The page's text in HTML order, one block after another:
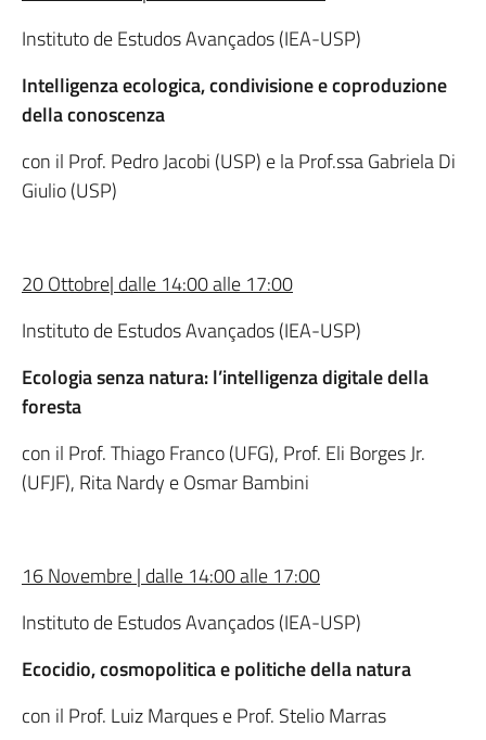
Instituto de Estudos Avançados (IEA-USP)
Intelligenza ecologica, condivisione e coproduzione
della conoscenza
con il Prof. Pedro Jacobi (USP) e la Prof.ssa Gabriela Di
Giulio (USP)
20 Ottobre| dalle 14:00 alle 17:00
Instituto de Estudos Avançados (IEA-USP)
Ecologia senza natura: l’intelligenza digitale della
foresta
con il Prof. Thiago Franco (UFG), Prof. Eli Borges Jr.
(UFJF), Rita Nardy e Osmar Bambini
16 Novembre | dalle 14:00 alle 17:00
Instituto de Estudos Avançados (IEA-USP)
Ecocidio, cosmopolitica e politiche della natura
con il Prof. Luiz Marques e Prof. Stelio Marras